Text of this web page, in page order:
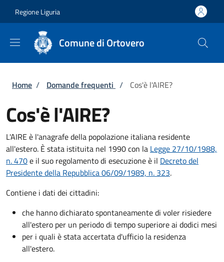
Regione Liguria
Comune di Ortovero
Briciole di pane
Home / Domande frequenti / Cos'è l'AIRE?
Cos'è l'AIRE?
L'AIRE è l'anagrafe della popolazione italiana residente
all'estero. È stata istituita nel 1990 con la Legge 27/10/1988,
n. 470e il suo regolamento di esecuzione è il Decreto del
Presidente della Repubblica 06/09/1989, n. 323.
Contiene i dati dei cittadini:
che hanno dichiarato spontaneamente di voler risiedere
all'estero per un periodo di tempo superiore ai dodici mesi
per i quali è stata accertata d'ufficio la residenza
all'estero.